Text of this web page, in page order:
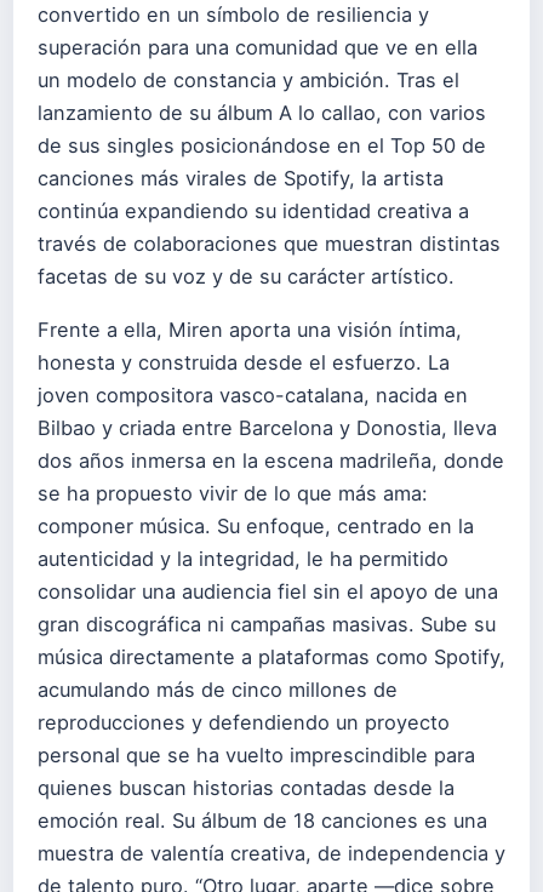
convertido en un símbolo de resiliencia y
superación para una comunidad que ve en ella
un modelo de constancia y ambición. Tras el
lanzamiento de su álbum A lo callao, con varios
de sus singles posicionándose en el Top 50 de
canciones más virales de Spotify, la artista
continúa expandiendo su identidad creativa a
través de colaboraciones que muestran distintas
facetas de su voz y de su carácter artístico.
Frente a ella, Miren aporta una visión íntima,
honesta y construida desde el esfuerzo. La
joven compositora vasco-catalana, nacida en
Bilbao y criada entre Barcelona y Donostia, lleva
dos años inmersa en la escena madrileña, donde
se ha propuesto vivir de lo que más ama:
componer música. Su enfoque, centrado en la
autenticidad y la integridad, le ha permitido
consolidar una audiencia fiel sin el apoyo de una
gran discográfica ni campañas masivas. Sube su
música directamente a plataformas como Spotify,
acumulando más de cinco millones de
reproducciones y defendiendo un proyecto
personal que se ha vuelto imprescindible para
quienes buscan historias contadas desde la
emoción real. Su álbum de 18 canciones es una
muestra de valentía creativa, de independencia y
de talento puro. “Otro lugar, aparte —dice sobre